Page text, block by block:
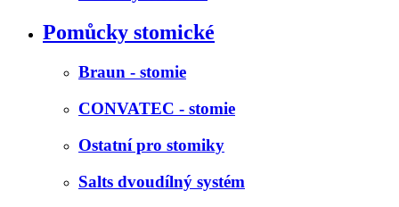
Pomůcky stomické
Braun - stomie
CONVATEC - stomie
Ostatní pro stomiky
Salts dvoudílný systém